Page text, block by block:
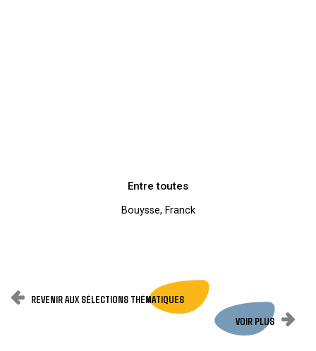
Entre toutes
Bouysse, Franck
REVENIR AUX SÉLECTIONS THÉMATIQUES
VOIR PLUS